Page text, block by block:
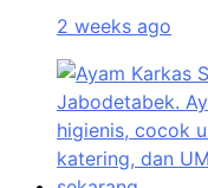
2 weeks ago